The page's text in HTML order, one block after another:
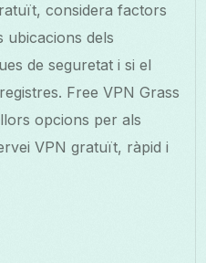
considera factors
ubicacions dels
de seguretat i si el
Free VPN Grass
opcions per als
VPN gratuït, ràpid i